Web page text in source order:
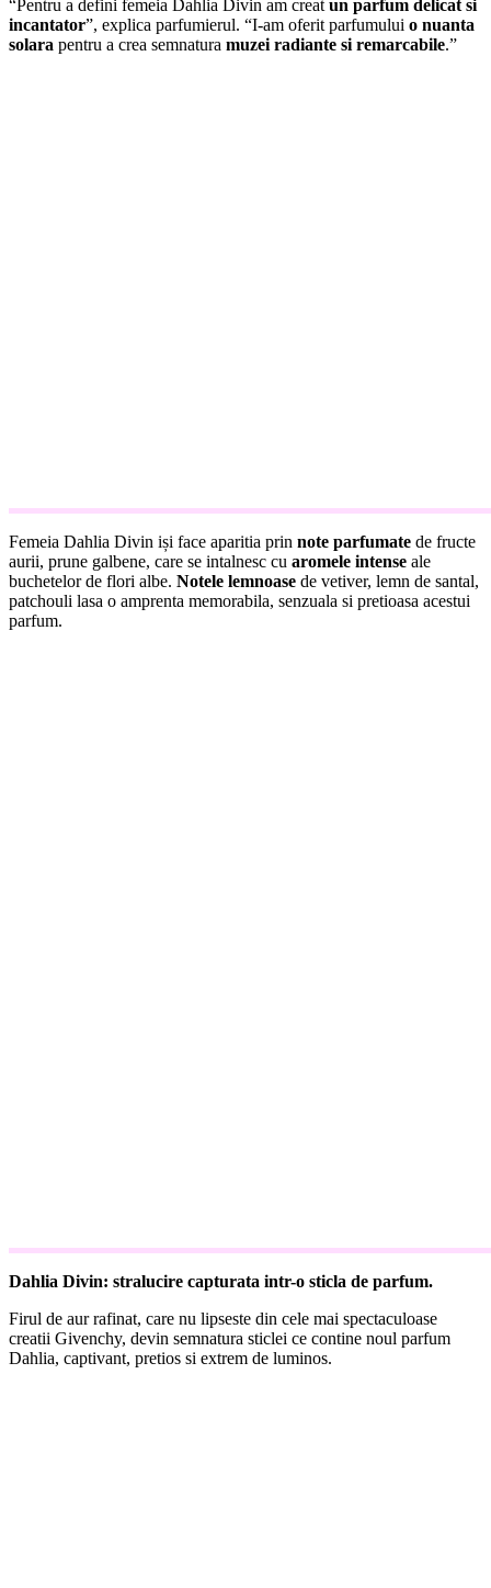
“Pentru a defini femeia Dahlia Divin am creat un parfum delicat si
incantator”, explica parfumierul. “I-am oferit parfumului o nuanta
solara pentru a crea semnatura muzei radiante si remarcabile.”
Femeia Dahlia Divin iși face aparitia prin note parfumate de fructe
aurii, prune galbene, care se intalnesc cu aromele intense ale
buchetelor de flori albe. Notele lemnoase de vetiver, lemn de santal,
patchouli lasa o amprenta memorabila, senzuala si pretioasa acestui
parfum.
Dahlia Divin: stralucire capturata intr-o sticla de parfum.
Firul de aur rafinat, care nu lipseste din cele mai spectaculoase
creatii Givenchy, devin semnatura sticlei ce contine noul parfum
Dahlia, captivant, pretios si extrem de luminos.